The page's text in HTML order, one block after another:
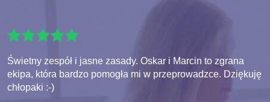
Świetny zespół i jasne zasady. Oskar i Marcin to zgrana
ekipa, która bardzo pomogła mi w przeprowadzce. Dziękuję
chłopaki :-)